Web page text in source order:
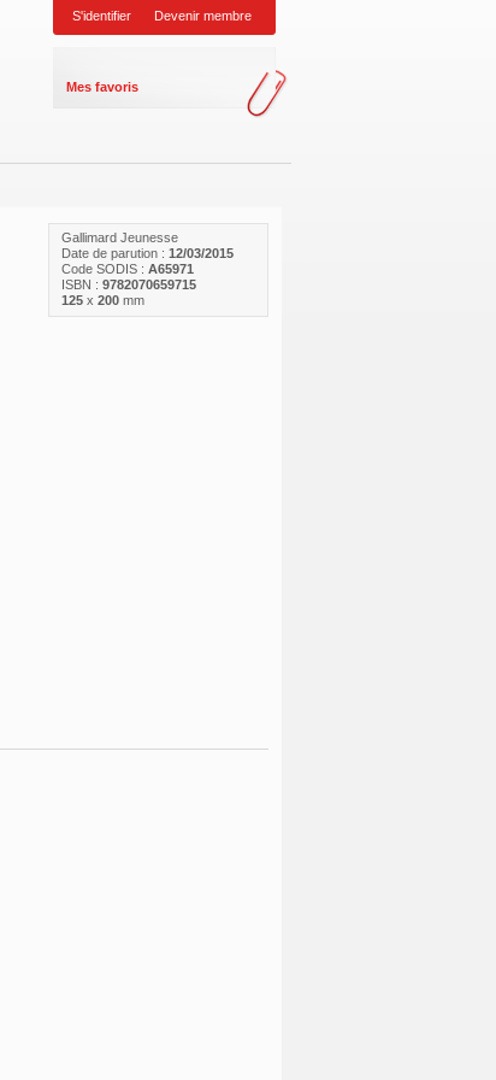
S'identifier Devenir membre
Mes favoris
Gallimard Jeunesse
Date de parution : 12/03/2015
Code SODIS : A65971
ISBN : 9782070659715
125x 200mm